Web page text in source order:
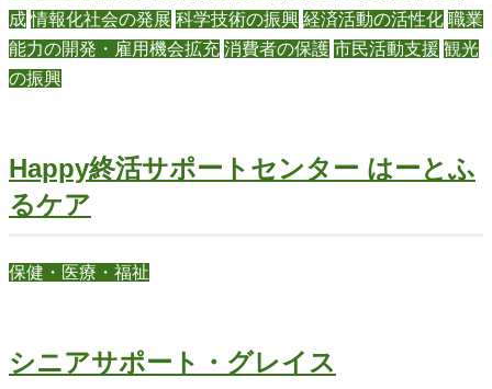
成 情報化社会の発展 科学技術の振興 経済活動の活性化 職業
能力の開発・雇用機会拡充 消費者の保護 市民活動支援 観光
の振興
Happy終活サポートセンター はーとふ
るケア
保健・医療・福祉
シニアサポート・グレイス